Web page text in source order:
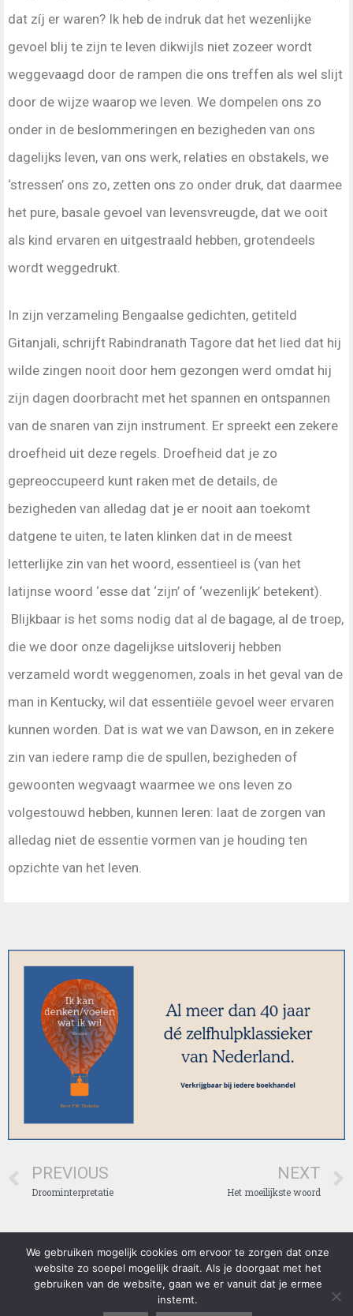
dat zíj er waren? Ik heb de indruk dat het wezenlijke
gevoel blij te zijn te leven dikwijls niet zozeer wordt
weggevaagd door de rampen die ons treffen als wel slijt
door de wijze waarop we leven. We dompelen ons zo
onder in de beslommeringen en bezigheden van ons
dagelijks leven, van ons werk, relaties en obstakels, we
‘stressen’ ons zo, zetten ons zo onder druk, dat daarmee
het pure, basale gevoel van levensvreugde, dat we ooit
als kind ervaren en uitgestraald hebben, grotendeels
wordt weggedrukt.
In zijn verzameling Bengaalse gedichten, getiteld
Gitanjali, schrijft Rabindranath Tagore dat het lied dat hij
wilde zingen nooit door hem gezongen werd omdat hij
zijn dagen doorbracht met het spannen en ontspannen
van de snaren van zijn instrument. Er spreekt een zekere
droefheid uit deze regels. Droefheid dat je zo
gepreoccupeerd kunt raken met de details, de
bezigheden van alledag dat je er nooit aan toekomt
datgene te uiten, te laten klinken dat in de meest
letterlijke zin van het woord, essentieel is (van het
latijnse woord ‘esse dat ‘zijn’ of ‘wezenlijk’ betekent).
Blijkbaar is het soms nodig dat al de bagage, al de troep,
die we door onze dagelijkse uitsloverij hebben
verzameld wordt weggenomen, zoals in het geval van de
man in Kentucky, wil dat essentiële gevoel weer ervaren
kunnen worden. Dat is wat we van Dawson, en in zekere
zin van iedere ramp die de spullen, bezigheden of
gewoonten wegvaagt waarmee we ons leven zo
volgestouwd hebben, kunnen leren: laat de zorgen van
alledag niet de essentie vormen van je houding ten
opzichte van het leven.
PREVIOUS
Droominterpretatie
NEXT
Het moeilijkste woord
Lees voordat u gebruik maakt van onze website, ons privacybeleid
goed door: https://diekstra.nl/privacybeleid/ . Door gebruik te maken
van onze website, gaat u akkoord met ons privacybeleid. (C) 1970-
2018 Professor Dr. Rene Diekstra en andere rechthebbenden. Alle
We gebruiken mogelijk cookies om ervoor te zorgen dat onze
website zo soepel mogelijk draait. Als je doorgaat met het
gebruiken van de website, gaan we er vanuit dat je ermee
instemt.